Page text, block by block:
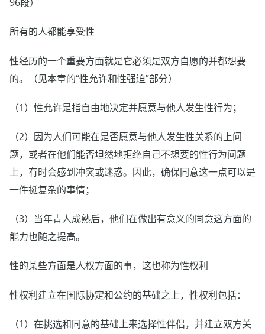
所有的人都能享受性
性经历的一个重要方面就是它必须是双方自愿的并都想要
的。（见本章的“性允许和性强迫”部分）
（1）性允许是指自由地决定并愿意与他人发生性行为；
（2）因为人们可能在是否愿意与他人发生性关系的上问
题，或者在他们能否坦然地拒绝自己不想要的性行为问题
上，有时会感到冲突或迷惑。因此，确保同意这一点可以是
一件挺复杂的事情；
（3）当年青人成熟后，他们在做出有意义的同意这方面的
能力也随之提高。
性的某些方面是人权方面的事，这也称为性权利
性权利建立在国际协定和公约的基础之上，性权利包括：
（1）在挑选和同意的基础上来选择性伴侣，并建立双方关